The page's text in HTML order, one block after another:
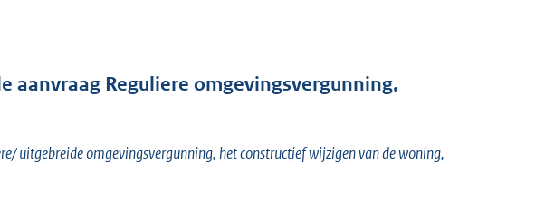
d
r
aanvraag Reguliere omgevingsvergunning,
uitgebreide omgevingsvergunning, het constructief wijzigen van de woning,